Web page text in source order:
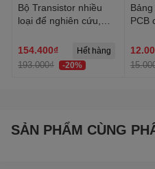
Bộ Transistor nhiều
loại để nghiên cứu,
154.400₫
193.000₫ -20%
Hết hàng
PCB
SẢN PHẨM CÙNG